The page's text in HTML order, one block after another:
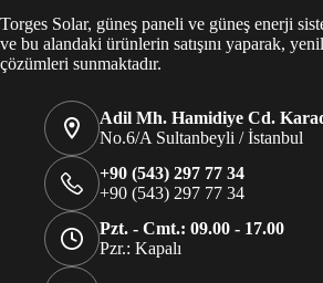
Torges Solar, güneş paneli ve güneş enerji
ve bu alandaki ürünlerin satışını yaparak,
çözümleri sunmaktadır.
Adil Mh. Hamidiye Cd.
No.6/A Sultanbeyli / İstanbul
+90 (543) 297 77 34
+90 (543) 297 77 34
Pzt. - Cmt.: 09.00 - 17.00
Pzr.: Kapalı